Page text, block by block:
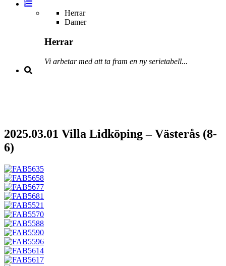
Herrar
Damer
Herrar
Vi arbetar med att ta fram en ny serietabell...
2025.03.01 Villa Lidköping – Västerås (8-
6)